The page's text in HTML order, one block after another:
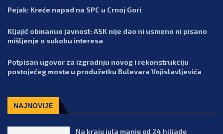
Pejak: Kreće napad na SPC u Crnoj Gori
Kljajić obmanuo javnost: ASK nije dao ni usmeno ni pisano
mišljenje o sukobu interesa
Potpisan ugovor za izgradnju novog i rekonstrukciju
postojećeg mosta u produžetku Bulevara Vojislavljevića
NAJNOVIJE
Na kraju jula manje od 24 hiljade